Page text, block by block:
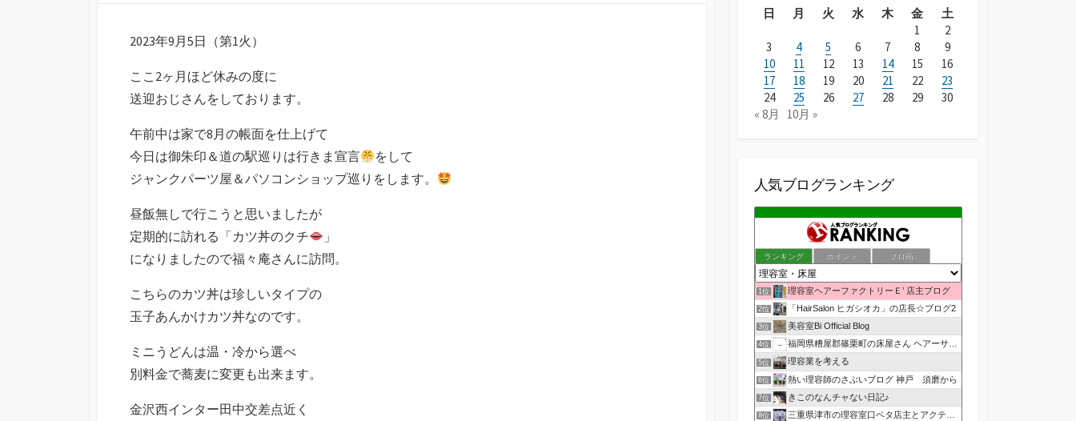
新
日
2023年9月5日（第1火）
ここ2ヶ月ほど休みの度に
送迎おじさんをしております。
午前中は家で8月の帳面を仕上げて
今日は御朱印＆道の駅巡りは行きま宣言
をして
ジャンクパーツ屋＆パソコンショップ巡りをします。
昼飯無しで行こうと思いましたが
定期的に訪れる「カツ丼のクチ
」
になりましたので福々庵さんに訪問。
こちらのカツ丼は珍しいタイプの
玉子あんかけカツ丼なのです。
ミニうどんは温・冷から選べ
別料金で蕎麦に変更も出来ます。
金沢西インター田中交差点近く
日
月 火 水 木 金
土
1
2
3
4 5 6 7 8
9
10
11 12 13 14 15
16
17
18 19 20 21 22
23
24
25 26 27 28 29
30
« 8月
10月 »
人気ブログランキング
ランキング ポイント ブロ画
1位 理容室ヘアーファクトリーＥ’ 店主ブログ
2位 「HairSalon ヒガシオカ」の店長☆ブログ2
3位 美容室Bi Official Blog
4位 福岡県糟屋郡篠栗町の床屋さん ヘアーサロン１２３公式ブログ
5位 理容業を考える
6位 熱い理容師のさぶいブログ 神戸 須磨から
7位 きこのなんチャない日記♪
8位 三重県津市の理容室口ベタ店主とアクティブ嫁のblog